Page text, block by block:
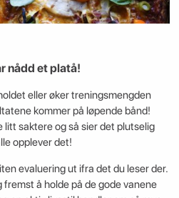
nådd et platå!
eller øker treningsmengden
kommer på løpende bånd!
litt saktere og så sier det plutselig
opplever det!
evaluering ut ifra det du leser der.
å holde på de gode vanene